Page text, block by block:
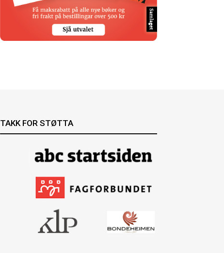
TAKK FOR STØTTA